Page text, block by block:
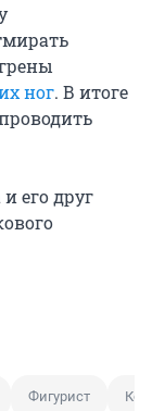
ног. В итоге
его друг
Фигурист